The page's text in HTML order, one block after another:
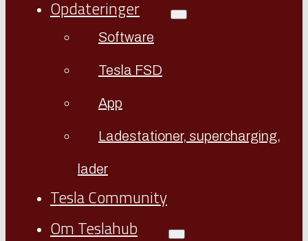
Opdateringer
Software
Tesla FSD
App
Ladestationer, supercharging,
lader
Tesla Community
Om Teslahub